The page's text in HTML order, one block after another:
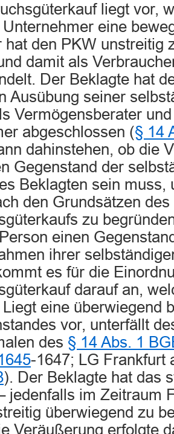
liegt vor,
eine
hat den PKW unstreitig
damit als
Der Beklagte hat
Ausübung seiner
Vermögensberater
abgeschlossen (§ 14
dahinstehen, ob die
Gegenstand der
Beklagten sein muss,
den Grundsätzen des
zu
einen
ihrer
es für die
darauf an,
eine überwiegend
vor, unterfällt
des § 14 Abs. 1
-1647; LG Frankfurt
). Der Beklagte hat das
jedenfalls im Zeitraum
überwiegend zu
Veräußerung erfolgte